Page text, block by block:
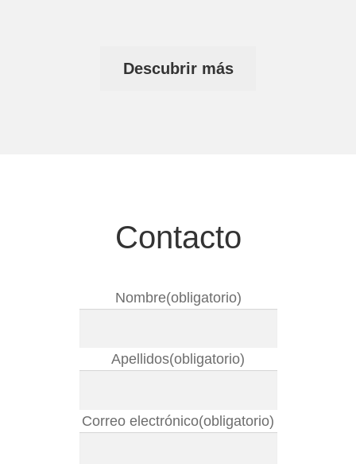
ES
Descubrir más
Contacto
Nombre(obligatorio)
Apellidos(obligatorio)
Correo electrónico(obligatorio)